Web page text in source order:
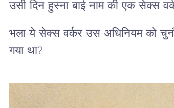
उसी दिन हुस्ना बाई नाम की एक सेक्स
भला ये सेक्स वर्कर उस अधिनियम को
गया था?